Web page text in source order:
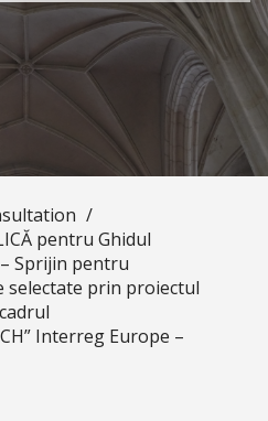
/
pentru Ghidul
Sprijin pentru
prin proiectul
Interreg Europe –